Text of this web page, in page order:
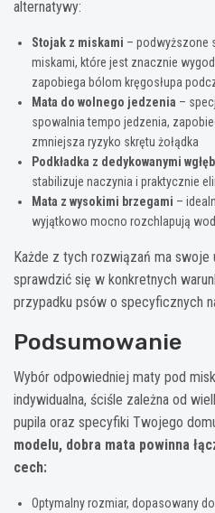
alternatywy:
Stojak z miskami – podwyższone
miskami, które jest znacznie
zapobiega bólom kręgosłupa
Mata do wolnego jedzenia –
spowalnia tempo jedzenia,
zmniejsza ryzyko skrętu żołądka
Podkładka z dedykowanymi
stabilizuje naczynia i praktycznie
Mata z wysokimi brzegami –
wyjątkowo mocno rozchlapują
Każde z tych rozwiązań ma swoje
sprawdzić się w konkretnych
przypadku psów o specyficznych
Podsumowanie
Wybór odpowiedniej maty pod
indywidualna, ściśle zależna od
pupila oraz specyfiki Twojego
modelu, dobra mata powinna
cech:
Optymalny rozmiar, dopasowany